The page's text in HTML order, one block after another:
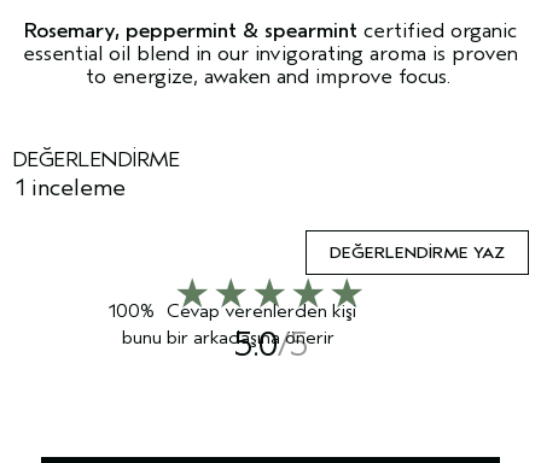
Rosemary, peppermint & spearmint certified organic
essential oil blend in our invigorating aroma is proven
to energize, awaken and improve focus.
DEĞERLENDIRME
DEĞERLENDIRME YAZ
5.0
1 inceleme
100%
Cevap verenlerden kişi
bunu bir arkadaşına önerir